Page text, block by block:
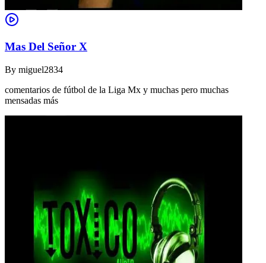
Mas Del Señor X
By miguel2834
comentarios de fútbol de la Liga Mx y muchas pero muchas
mensadas más